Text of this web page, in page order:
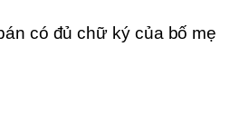
có đủ chữ ký của bố mẹ